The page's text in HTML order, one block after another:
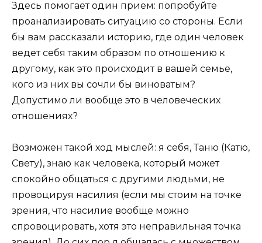
Здесь помогает один прием: попробуйте
проанализировать ситуацию со стороны. Если
бы вам рассказали историю, где один человек
ведет себя таким образом по отношению к
другому, как это происходит в вашей семье,
кого из них вы сочли бы виноватым?
Допустимо ли вообще это в человеческих
отношениях?
Возможен такой ход мыслей: я себя, Таню (Катю,
Свету), знаю как человека, который может
спокойно общаться с другими людьми, не
провоцируя насилия (если мы стоим на точке
зрения, что насилие вообще можно
спровоцировать, хотя это неправильная точка